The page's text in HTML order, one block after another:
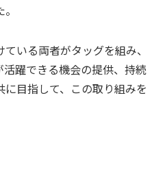
いる両者がタッグを組み、
躍できる機会の提供、持続
目指して、この取り組みを